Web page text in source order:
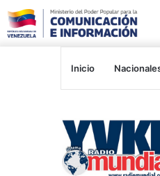
Inicio